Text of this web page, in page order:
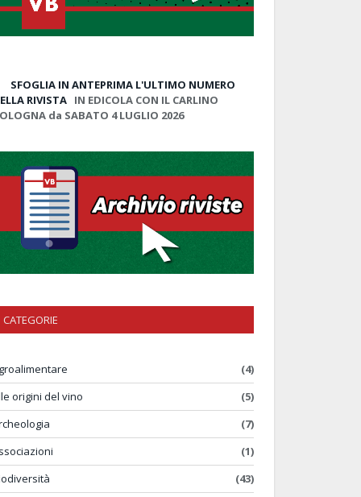
SFOGLIA IN ANTEPRIMA L'ULTIMO NUMERO
RIVISTA IN EDICOLA CON IL CARLINO
da SABATO 4 LUGLIO 2026
CATEGORIE
(4)
origini del vino
(5)
(7)
(1)
(43)